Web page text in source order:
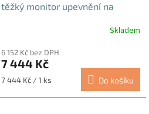
těžký monitor upevnění na
produktu
je
5,0
5
Skladem
6 152 Kč bez DPH
7 444 Kč
Měrná
7 444 Kč / 1 ks Do košíku